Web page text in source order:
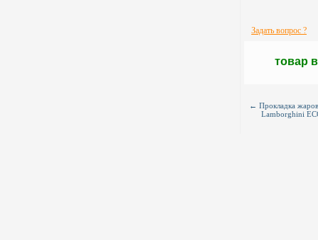
Задать вопрос ?
товар
← Прокладка
Lamborghini